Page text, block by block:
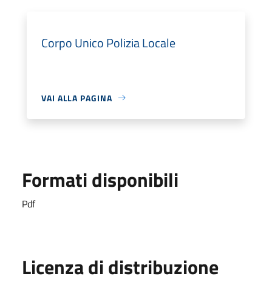
Corpo Unico Polizia Locale
VAI ALLA PAGINA
Formati disponibili
Pdf
Licenza di distribuzione